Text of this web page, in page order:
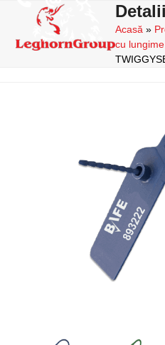
content
Open
mobile
menu
Close
mobile
menu
Acasă »
cu